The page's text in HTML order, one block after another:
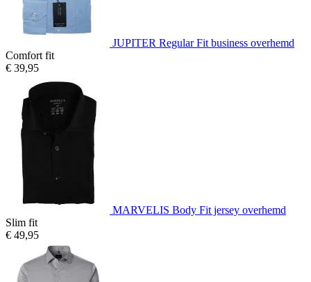
JUPITER Regular Fit business overhemd
Comfort fit
€ 39,95
MARVELIS Body Fit jersey overhemd
Slim fit
€ 49,95